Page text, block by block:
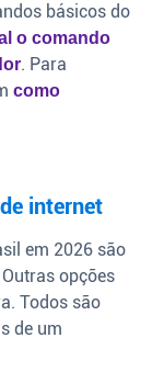
básicos do
o comando
. Para
como
internet
em 2026 são
opções
Todos são
de um